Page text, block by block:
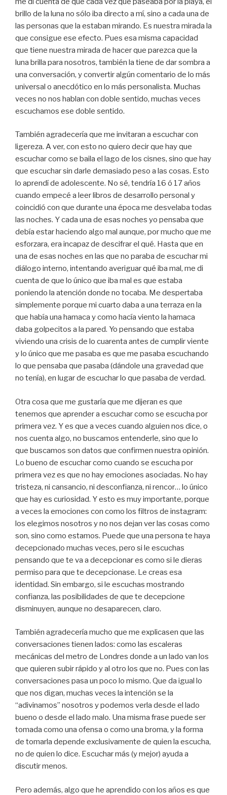
brillo de la luna no sólo iba directo a mí, sino a cada una de
las personas que la estaban mirando. Es nuestra mirada la
que consigue ese efecto. Pues esa misma capacidad
que tiene nuestra mirada de hacer que parezca que la
luna brilla para nosotros, también la tiene de dar sombra a
una conversación, y convertir algún comentario de lo más
universal o anecdótico en lo más personalista. Muchas
veces no nos hablan con doble sentido, muchas veces
escuchamos ese doble sentido.
También agradecería que me invitaran a escuchar con
ligereza. A ver, con esto no quiero decir que hay que
escuchar como se baila el lago de los cisnes, sino que hay
que escuchar sin darle demasiado peso a las cosas. Esto
lo aprendí de adolescente. No sé, tendría 16 ó 17 años
cuando empecé a leer libros de desarrollo personal y
coincidió con que durante una época me desvelaba todas
las noches. Y cada una de esas noches yo pensaba que
debía estar haciendo algo mal aunque, por mucho que me
esforzara, era incapaz de descifrar el qué. Hasta que en
una de esas noches en las que no paraba de escuchar mi
diálogo interno, intentando averiguar qué iba mal, me di
cuenta de que lo único que iba mal es que estaba
poniendo la atención donde no tocaba. Me despertaba
simplemente porque mi cuarto daba a una terraza en la
que había una hamaca y como hacía viento la hamaca
daba golpecitos a la pared. Yo pensando que estaba
viviendo una crisis de lo cuarenta antes de cumplir viente
y lo único que me pasaba es que me pasaba escuchando
lo que pensaba que pasaba (dándole una gravedad que
no tenía), en lugar de escuchar lo que pasaba de verdad.
Otra cosa que me gustaría que me dijeran es que
tenemos que aprender a escuchar como se escucha por
primera vez. Y es que a veces cuando alguien nos dice, o
nos cuenta algo, no buscamos entenderle, sino que lo
que buscamos son datos que confirmen nuestra opinión.
Lo bueno de escuchar como cuando se escucha por
primera vez es que no hay emociones asociadas. No hay
tristeza, ni cansancio, ni desconfianza, ni rencor… lo único
que hay es curiosidad. Y esto es muy importante, porque
a veces la emociones con como los filtros de instagram:
los elegimos nosotros y no nos dejan ver las cosas como
son, sino como estamos. Puede que una persona te haya
decepcionado muchas veces, pero si le escuchas
pensando que te va a decepcionar es como si le dieras
permiso para que te decepcionase. Le creas esa
identidad. Sin embargo, si le escuchas mostrando
confianza, las posibilidades de que te decepcione
disminuyen, aunque no desaparecen, claro.
También agradecería mucho que me explicasen que las
conversaciones tienen lados: como las escaleras
mecánicas del metro de Londres donde a un lado van los
que quieren subir rápido y al otro los que no. Pues con las
conversaciones pasa un poco lo mismo. Que da igual lo
que nos digan, muchas veces la intención se la
“adivinamos” nosotros y podemos verla desde el lado
bueno o desde el lado malo. Una misma frase puede ser
tomada como una ofensa o como una broma, y la forma
de tomarla depende exclusivamente de quien la escucha,
no de quien lo dice. Escuchar más (y mejor) ayuda a
discutir menos.
Pero además, algo que he aprendido con los años es que